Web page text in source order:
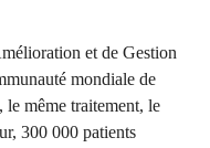
et de Gestion
mondiale de
le même traitement, le
300 000 patients